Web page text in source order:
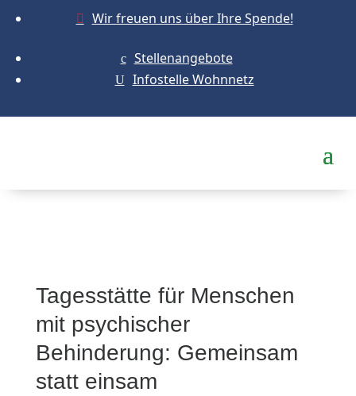
 Wir freuen uns über Ihre Spende!
c Stellenangebote
U Infostelle Wohnnetz
Tagesstätte für Menschen
mit psychischer
Behinderung: Gemeinsam
statt einsam